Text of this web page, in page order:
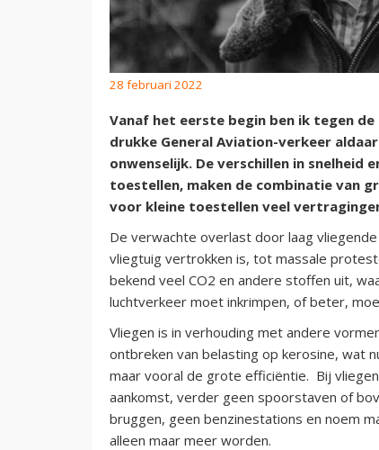
28 februari 2022
Vanaf het eerste begin ben ik tegen
drukke General Aviation-verkeer
onwenselijk. De verschillen in snelheid
toestellen, maken de combinatie van
voor kleine toestellen veel
De verwachte overlast door laag
vliegtuig vertrokken is, tot massale
bekend veel CO2 en andere stoffen uit,
luchtverkeer moet inkrimpen, of beter,
Vliegen is in verhouding met andere
ontbreken van belasting op kerosine, wat
maar vooral de grote efficiëntie. Bij
aankomst, verder geen spoorstaven of
bruggen, geen benzinestations en noem
alleen maar meer worden.